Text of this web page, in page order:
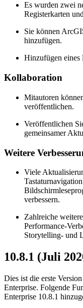
Es wurden zwei
Registerkarten
Sie können
hinzufügen.
Hinzufügen eines
Kollaboration
Mitautoren
veröffentlichen.
Veröffentlichen
gemeinsamer
Weitere
Viele
verbessern.
Zahlreiche
Performance-
Storytelling- und
10.8.1 (Juli
Dies ist die erste
Enterprise. Folgende
Enterprise 10.8.1